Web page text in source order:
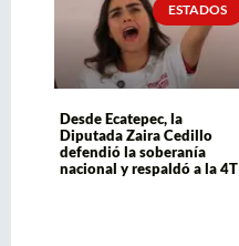
ESTADOS
Desde Ecatepec, la
Diputada Zaira Cedillo
defendió la soberanía
nacional y respaldó a la 4T